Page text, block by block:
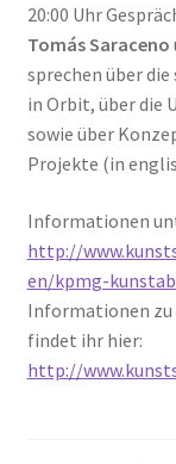
20:00 Uhr
Tomás Saraceno
sprechen über
in Orbit, über die
sowie über
Projekte (in
Informationen
http://
en/kpmg-
Informationen zu
findet ihr hier:
http://